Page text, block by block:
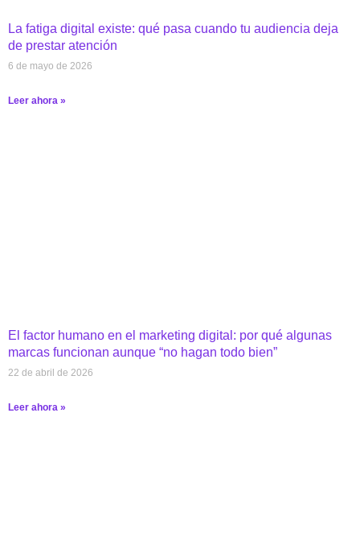
La fatiga digital existe: qué pasa cuando tu audiencia deja
de prestar atención
6 de mayo de 2026
Leer ahora »
El factor humano en el marketing digital: por qué algunas
marcas funcionan aunque “no hagan todo bien”
22 de abril de 2026
Leer ahora »